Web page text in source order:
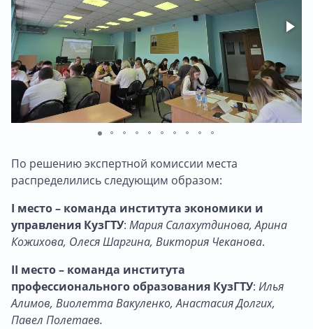
По решению экспертной комиссии места
распределились следующим образом:
I место – команда института экономики и
управления КузГТУ: Мария Салахутдинова, Арина
Кожихова, Олеся Шаргина, Виктория Чеканова.
II место – команда института
профессионального образования КузГТУ: Илья
Алимов, Виолетта Вакуленко, Анастасия Долгих,
Павел Полетаев.